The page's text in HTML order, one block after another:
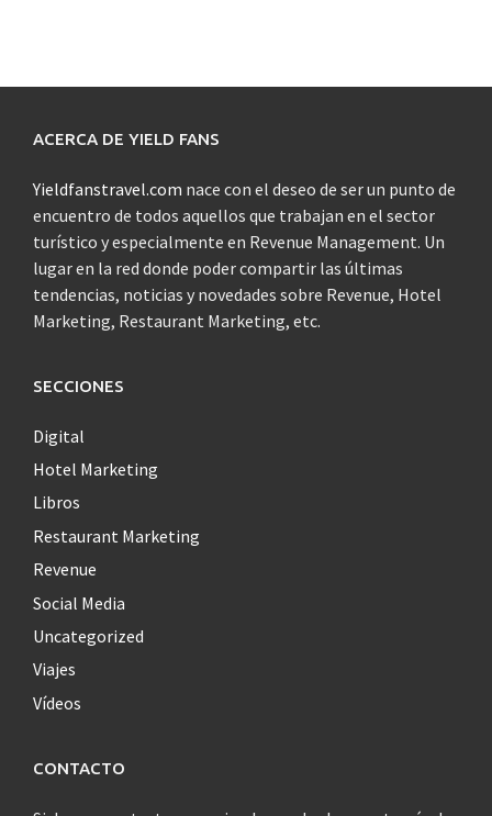
ACERCA DE YIELD FANS
Yieldfanstravel.com nace con el deseo de ser un punto de
encuentro de todos aquellos que trabajan en el sector
turístico y especialmente en Revenue Management. Un
lugar en la red donde poder compartir las últimas
tendencias, noticias y novedades sobre Revenue, Hotel
Marketing, Restaurant Marketing, etc.
SECCIONES
Digital
Hotel Marketing
Libros
Restaurant Marketing
Revenue
Social Media
Uncategorized
Viajes
Vídeos
CONTACTO